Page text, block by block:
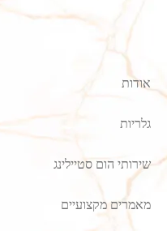
אודות
גלריות
שירותי הום סטיילינג
מאמרים מקצועיים